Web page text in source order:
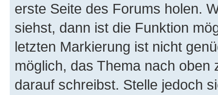
erste Seite des Forums holen.
siehst, dann ist die Funktion
letzten Markierung ist nicht
möglich, das Thema nach oben
darauf schreibst. Stelle jedoch